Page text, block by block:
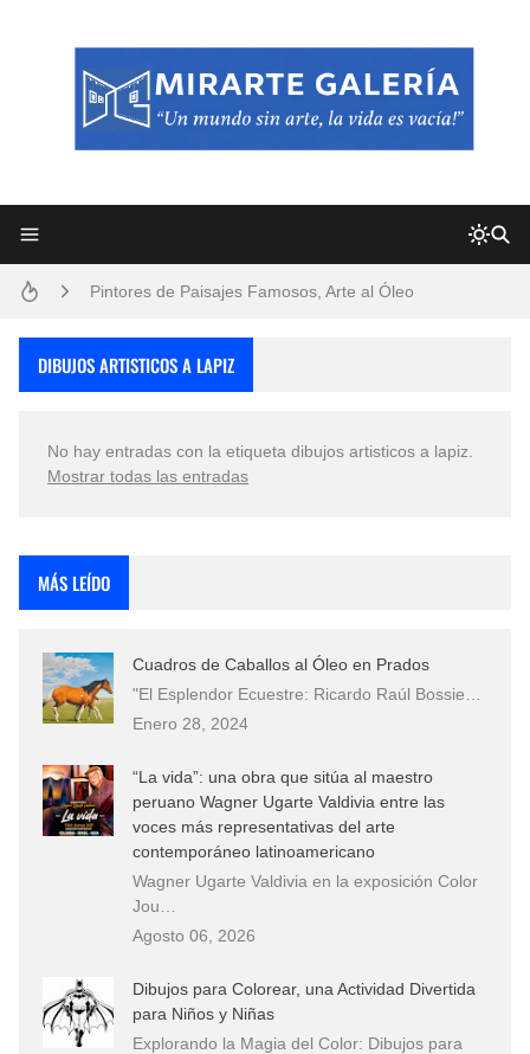
Pintores de Paisajes Famosos, Arte al Óleo
Que significan los cuadros de negras africanas?
El mundo del arte en pintura surrealista
DIBUJOS ARTISTICOS A LAPIZ
No hay entradas con la etiqueta dibujos artisticos a lapiz
Mostrar todas las entradas
MÁS LEÍDO
Cuadros de Caballos al Óleo en Prados
"El Esplendor Ecuestre: Ricardo Raúl Bossie…
Enero 28, 2024
“La vida”: una obra que sitúa al maestro
peruano Wagner Ugarte Valdivia entre las
voces más representativas del arte
contemporáneo latinoamericano
Wagner Ugarte Valdivia en la exposición Color
Jou…
Agosto 06, 2026
Dibujos para Colorear, una Actividad Divertida
para Niños y Niñas
Explorando la Magia del Color: Dibujos para